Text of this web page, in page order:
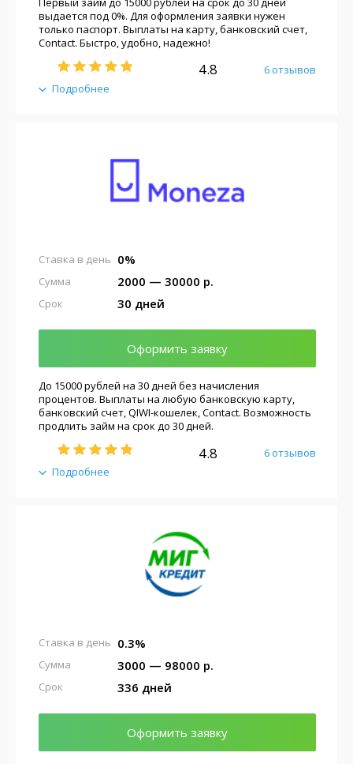
Подробнее
выдается под 0%. Для оформления заявки нужен
только паспорт. Выплаты на карту, банковский счет,
Contact. Быстро, удобно, надежно!
4.8 6 отзывов
0%
Ставка в день
2000 — 30000 р.
Сумма
30 дней
Срок
Оформить заявку
Подробнее
До 15000 рублей на 30 дней без начисления
процентов. Выплаты на любую банковскую карту,
банковский счет, QIWI-кошелек, Contact. Возможность
продлить займ на срок до 30 дней.
4.8 6 отзывов
0.3%
Ставка в день
3000 — 98000 р.
Сумма
336 дней
Срок
Оформить заявку